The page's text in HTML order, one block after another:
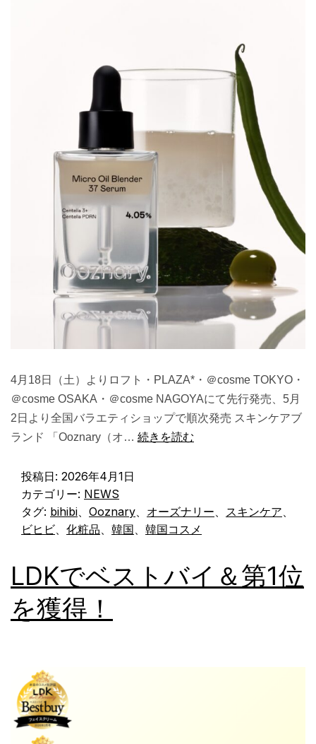
4月18日（土）よりロフト・PLAZA*・＠cosme TOKYO・
＠cosme OSAKA・＠cosme NAGOYAにて先行発売、5月
2日より全国バラエティショップで順次発売 スキンケアブ
ランド 「Ooznary（オ… 続きを読む
投稿日: 2026年4月1日
カテゴリー: NEWS
タグ: bihibi Ooznary オーズナリー スキンケア
ビヒビ
化粧品 韓国 韓国コスメ
LDKでベストバイ＆第1位
を獲得！